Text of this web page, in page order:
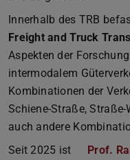
Innerhalb des TRB
Freight and Truck
Aspekten der
intermodalem
Kombinationen der
Schiene-Straße,
auch andere
Seit 2025 ist
Prof.